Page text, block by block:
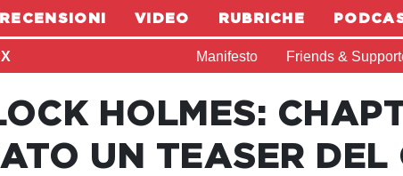
RECENSIONI VIDEO RUBRICHE
Manifesto Friends &
HOLMES:
UN TEASER DEL